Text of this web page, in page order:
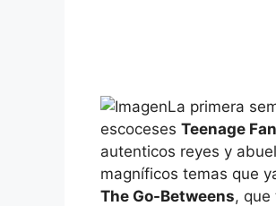
La primera
escoceses Teenage
autenticos reyes y
magníficos temas que
The Go-Betweens, que